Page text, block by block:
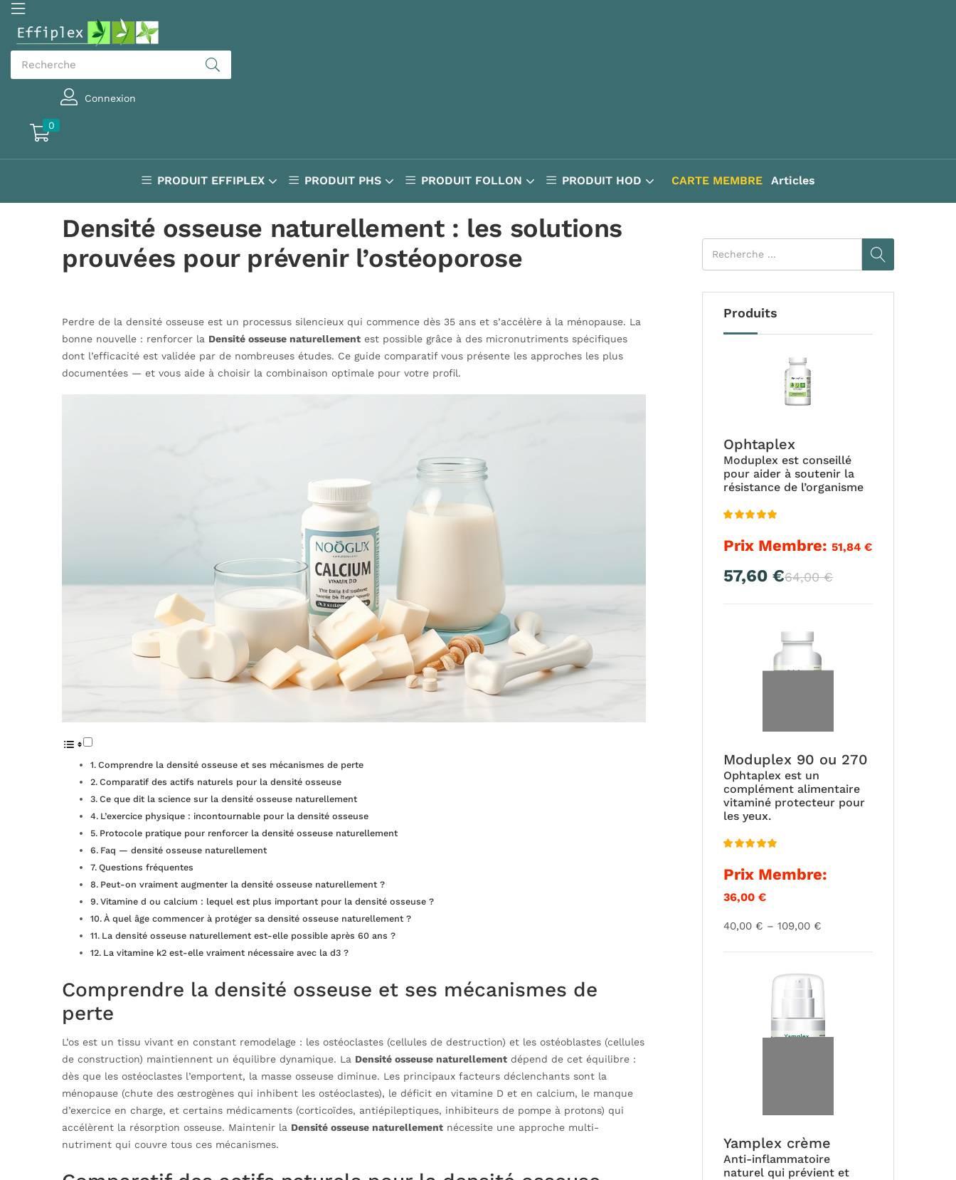
Connexion
0
PRODUIT EFFIPLEX PRODUIT PHS PRODUIT FOLLON PRODUIT HOD CARTE MEMBRE Articles
Produits
Ophtaplex
Moduplex est conseillé
pour aider à soutenir la
résistance de l’organisme
sur 5
Prix Membre: 51,84 €
57,60 €Le
est :
57,60 €.
64,00€Le
Moduplex 90 ou 270
Ophtaplex est un
complément alimentaire
vitaminé protecteur pour
les yeux.
sur 5
Prix Membre:
36,00 €
40,00 € – 109,00 €
40,00 €
à
109,00 €
Yamplex crème
Anti-inflammatoire
naturel qui prévient et
Densité osseuse naturellement : les solutions
prouvées pour prévenir l’ostéoporose
Perdre de la densité osseuse est un processus silencieux qui commence dès 35 ans et s’accélère à la ménopause. La
bonne nouvelle : renforcer la Densité osseuse naturellement est possible grâce à des micronutriments spécifiques
dont l’efficacité est validée par de nombreuses études. Ce guide comparatif vous présente les approches les plus
documentées — et vous aide à choisir la combinaison optimale pour votre profil.
Comprendre la densité osseuse et ses mécanismes de perte
Comparatif des actifs naturels pour la densité osseuse
Ce que dit la science sur la densité osseuse naturellement
L’exercice physique : incontournable pour la densité osseuse
Protocole pratique pour renforcer la densité osseuse naturellement
Faq — densité osseuse naturellement
Questions fréquentes
Peut-on vraiment augmenter la densité osseuse naturellement ?
Vitamine d ou calcium : lequel est plus important pour la densité osseuse ?
À quel âge commencer à protéger sa densité osseuse naturellement ?
La densité osseuse naturellement est-elle possible après 60 ans ?
La vitamine k2 est-elle vraiment nécessaire avec la d3 ?
Comprendre la densité osseuse et ses mécanismes de
perte
L’os est un tissu vivant en constant remodelage : les ostéoclastes (cellules de destruction) et les ostéoblastes (cellules
de construction) maintiennent un équilibre dynamique. La Densité osseuse naturellement dépend de cet équilibre :
dès que les ostéoclastes l’emportent, la masse osseuse diminue. Les principaux facteurs déclenchants sont la
ménopause (chute des œstrogènes qui inhibent les ostéoclastes), le déficit en vitamine D et en calcium, le manque
d’exercice en charge, et certains médicaments (corticoïdes, antiépileptiques, inhibiteurs de pompe à protons) qui
accélèrent la résorption osseuse. Maintenir la Densité osseuse naturellement nécessite une approche multi-
nutriment qui couvre tous ces mécanismes.